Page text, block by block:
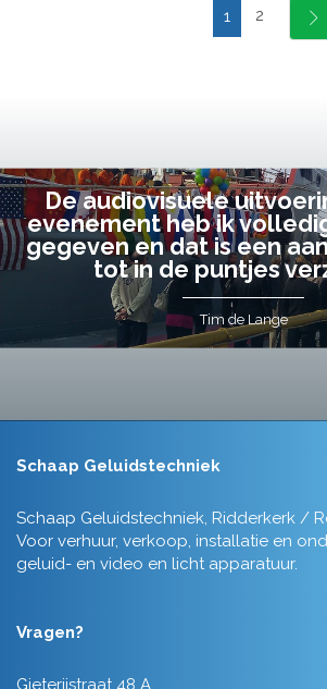
1 2
De audiovisuele
evenement heb ik
gegeven en dat is een
tot in de puntjes
Tim de Lange
Schaap Geluidstechniek
Schaap Geluidstechniek, Ridderkerk /
Voor verhuur, verkoop, installatie en
geluid- en video en licht apparatuur.
Vragen?
Gieterijstraat 48 A